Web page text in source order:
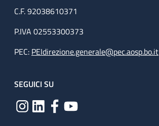
C.F. 92038610371
P.IVA 02553300373
PEC: PEIdirezione.generale@pec.aosp.bo.it
SEGUICI SU